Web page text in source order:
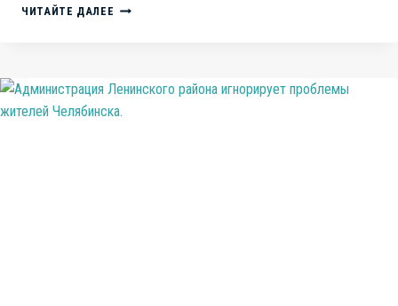
ЧИТАЙТЕ ДАЛЕЕ КОРРУПЦИЯ
АКТИВИСТЫ
УКАЗАЛИ